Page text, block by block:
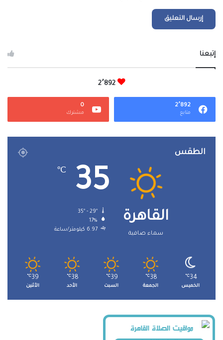
إتبعنا
2٬892
2٬892
متابع
0
مشترك
الطقس
القاهرة
سماء صافية
35
℃
17%
6.97 كيلومتر/ساعة
34
℃
الخميس
38
℃
الجمعة
39
℃
السبت
38
℃
الأحد
39
℃
الأثنين